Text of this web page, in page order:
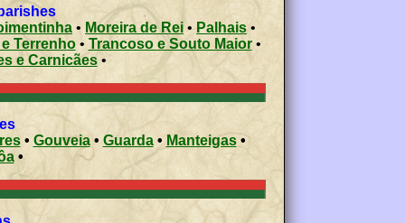
civil parishes
• Moreira de Rei • Palhais•
Terrenho• Trancoso e Souto Maior•
e Carnicães•
• Gouveia• Guarda• Manteigas•
•